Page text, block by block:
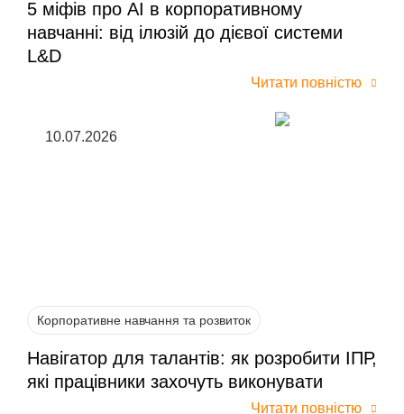
5 міфів про AI в корпоративному
навчанні: від ілюзій до дієвої системи
L&D
Читати повністю
10.07.2026
Корпоративне навчання та розвиток
Навігатор для талантів: як розробити ІПР,
які працівники захочуть виконувати
Читати повністю